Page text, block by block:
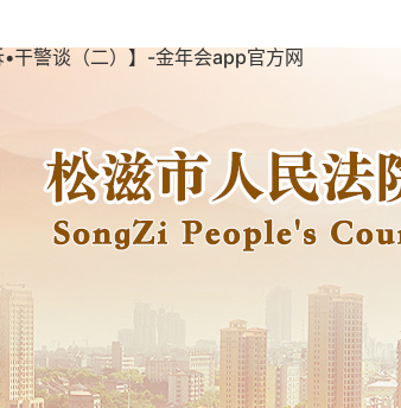
•干警谈（二）】-金年会app官方网